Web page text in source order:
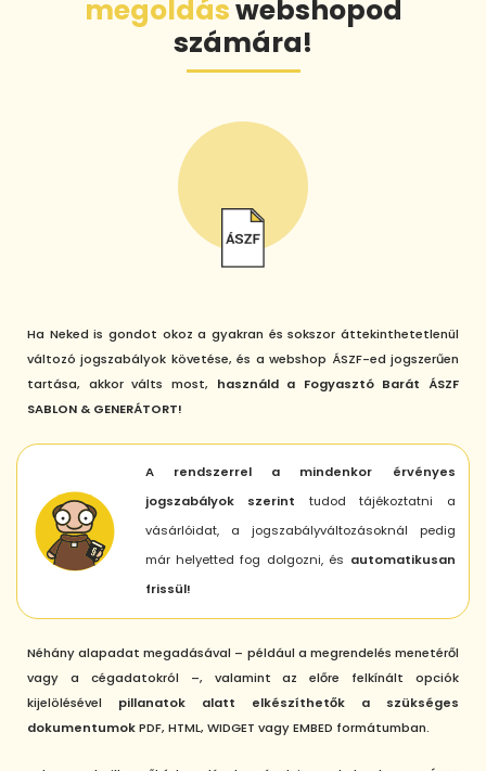
megoldáswebshopod
számára!
Ha Neked is gondot okoz a gyakran és sokszor áttekinthetetlenül
változó jogszabályok követése, és a webshop ÁSZF-ed jogszerűen
tartása, akkor válts most, használd a Fogyasztó Barát ÁSZF
SABLON & GENERÁTORT!
A rendszerrel a mindenkor érvényes
jogszabályok szerint tudod tájékoztatni a
vásárlóidat, a jogszabályváltozásoknál pedig
már helyetted fog dolgozni, és automatikusan
frissül!
Néhány alapadat megadásával – például a megrendelés menetéről
vagy a cégadatokról –, valamint az előre felkínált opciók
kijelölésével pillanatok alatt elkészíthetők a szükséges
dokumentumokPDF, HTML, WIDGET vagy EMBED formátumban.